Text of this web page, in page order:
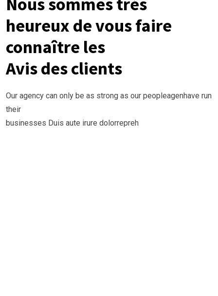
heureux de vous faire
connaître les
Avis des clients
Our agency can only be as strong as our peopleagenhave run
their
businesses Duis aute irure dolorrepreh